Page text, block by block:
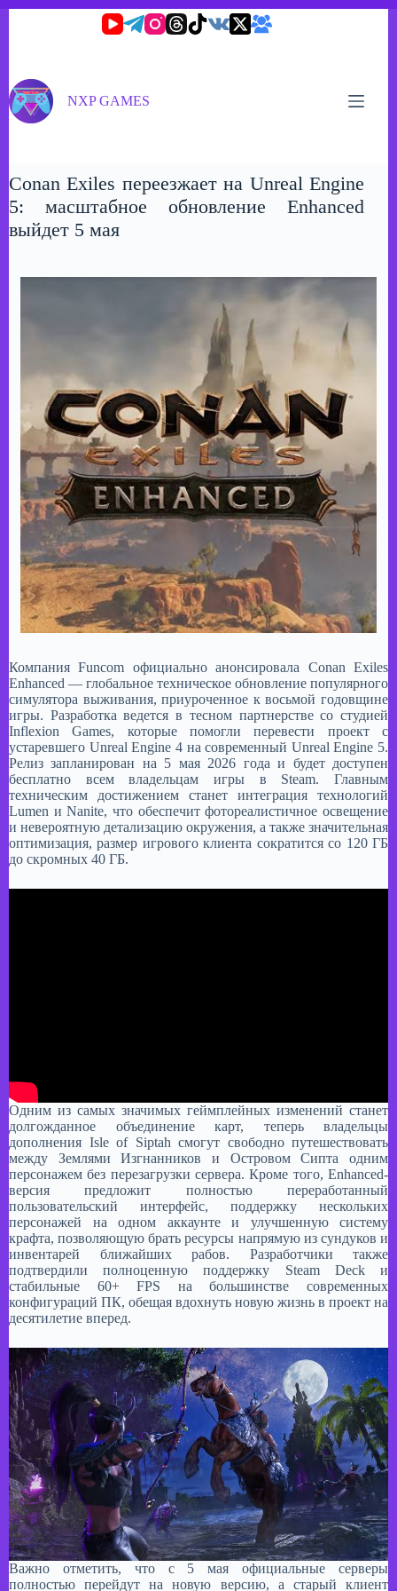
NXP GAMES
Conan Exiles переезжает на Unreal Engine
5: масштабное обновление Enhanced
выйдет 5 мая
Компания Funcom официально анонсировала Conan Exiles
Enhanced — глобальное техническое обновление популярного
симулятора выживания, приуроченное к восьмой годовщине
игры. Разработка ведется в тесном партнерстве со студией
Inflexion Games, которые помогли перевести проект с
устаревшего Unreal Engine 4 на современный Unreal Engine 5.
Релиз запланирован на 5 мая 2026 года и будет доступен
бесплатно всем владельцам игры в Steam. Главным
техническим достижением станет интеграция технологий
Lumen и Nanite, что обеспечит фотореалистичное освещение
и невероятную детализацию окружения, а также значительная
оптимизация, размер игрового клиента сократится со 120 ГБ
до скромных 40 ГБ.​
Одним из самых значимых геймплейных изменений станет
долгожданное объединение карт, теперь владельцы
дополнения Isle of Siptah смогут свободно путешествовать
между Землями Изгнанников и Островом Сипта одним
персонажем без перезагрузки сервера. Кроме того, Enhanced-
версия предложит полностью переработанный
пользовательский интерфейс, поддержку нескольких
персонажей на одном аккаунте и улучшенную систему
крафта, позволяющую брать ресурсы напрямую из сундуков и
инвентарей ближайших рабов. Разработчики также
подтвердили полноценную поддержку Steam Deck и
стабильные 60+ FPS на большинстве современных
конфигураций ПК, обещая вдохнуть новую жизнь в проект на
десятилетие вперед.​
Важно отметить, что с 5 мая официальные серверы
полностью перейдут на новую версию, а старый клиент